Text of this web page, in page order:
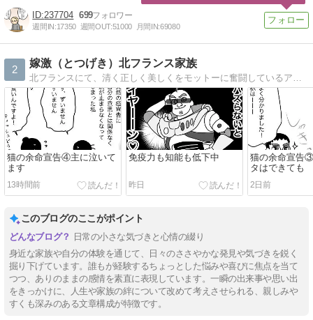
237704 699
週間IN:17350 週間OUT:51000 月間IN:69080
2
嫁激（とつげき）北フランス家族
北フランスにて、清く正しく美しくをモットーに奮闘しているアラサー母の絵日記です。
猫の余命宣告④主に泣いて
ます
13時間前
免疫力も知能も低下中
昨日
猫の余命宣告
タはできても
2日前
このブログのここがポイント
日常の小さな気づきと心情の綴り
身近な家族や自分の体験を通じて、日々のささやかな発見や気づきを鋭く
掘り下げています。誰もが経験するちょっとした悩みや喜びに焦点を当て
つつ、ありのままの感情を素直に表現しています。一瞬の出来事や思い出
をきっかけに、人生や家族の絆について改めて考えさせられる、親しみや
すくも深みのある文章構成が特徴です。